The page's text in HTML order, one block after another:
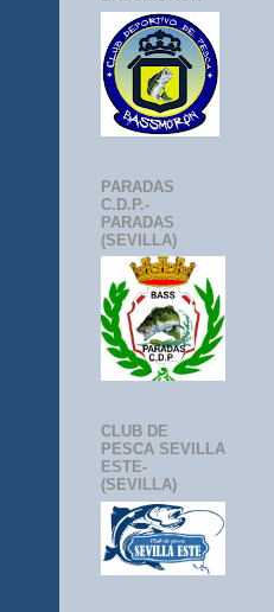
PARADAS
C.D.P.-
PARADAS
(SEVILLA)
CLUB DE
PESCA SEVILLA
ESTE-
(SEVILLA)